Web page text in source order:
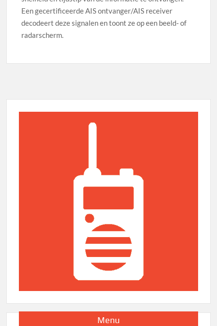
Een gecertificeerde AIS ontvanger/AIS receiver
decodeert deze signalen en toont ze op een beeld- of
radarscherm.
Menu